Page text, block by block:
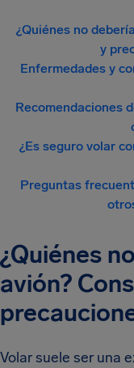
¿Quiénes no
y
Enfermedades y
Recomendaciones
¿Es seguro volar
Preguntas
¿Quiénes
avión?
Volar suele ser una